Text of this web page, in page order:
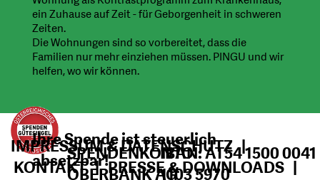
ein Zuhause auf Zeit - für Geborgenheit in schweren
Zeiten.
Die Wohnungen sind so vorbereitet, dass die
Familien nur mehr einziehen müssen. PINGU und wir
helfen, wo wir können.
Ihre Spende ist steuerlich
absetzbar!
SPENDENKONTO
OBERBANK AG
IBAN: AT54 1500 0041
1103 5970
IMPRESSUM & DATENSCHUTZ|
KONTAKT|PRESSE & DOWNLOADS|